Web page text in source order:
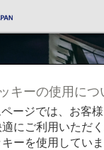
- ダレス国
キーの使用につ
ージでは、お客様
適にご利用いただ
ーを使用してい